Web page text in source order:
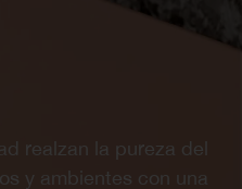
realzan la pureza del
y ambientes con una